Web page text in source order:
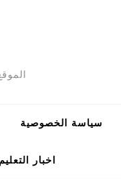
سياسة الخصوصية
اخبار التعليم